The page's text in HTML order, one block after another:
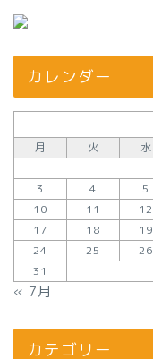
カレンダー
月
火 水
3
4 5
10
11 12
17
18 19
24
25 26
31
« 7月
カテゴリー